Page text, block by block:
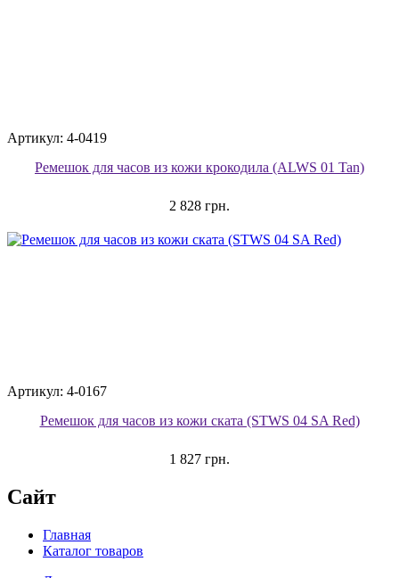
Артикул: 4-0419
Ремешок для часов из кожи крокодила (ALWS 01 Tan)
2 828 грн.
Артикул: 4-0167
Ремешок для часов из кожи ската (STWS 04 SA Red)
1 827 грн.
Сайт
Главная
Каталог товаров